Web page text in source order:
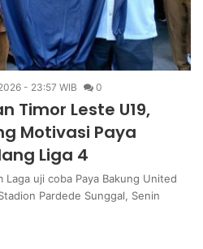
- 23:57 WIB 0
Timor Leste U19,
Motivasi Paya
Liga 4
uji coba Paya Bakung United
Pardede Sunggal, Senin